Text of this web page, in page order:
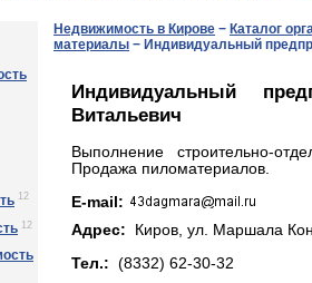
12
12
Недвижимость в Кирове − Каталог
материалы − Индивидуальный
Индивидуальный
Витальевич
Выполнение строительно-
Продажа пиломатериалов.
E-mail:
Адрес: Киров, yл. Мapшaлa
Тел.: (8332) 62-30-32